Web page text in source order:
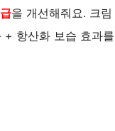
을 개선해줘요. 크
+ 항산화 보습 효과